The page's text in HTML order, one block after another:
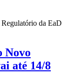
Novo
até 14/8